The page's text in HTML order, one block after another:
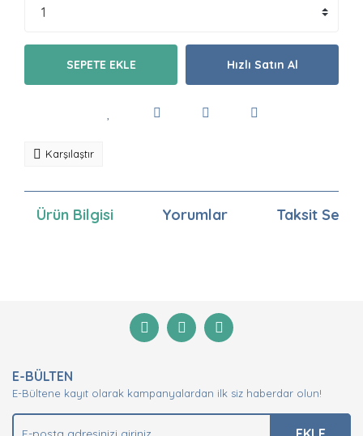
SEPETE EKLE Hızlı Satın Al
Karşılaştır
Ürün Bilgisi Yorumlar Taksit
Yorum Yaz
Görüş ve önerileriniz için teşekkür ederiz.
Ürün açıklamasında eksik bilgiler bulunuyor.
Ürün bilgilerinde hatalar bulunuyor.
E-BÜLTEN
E-Bültene kayıt olarak kampanyalardan ilk siz haberdar olun!